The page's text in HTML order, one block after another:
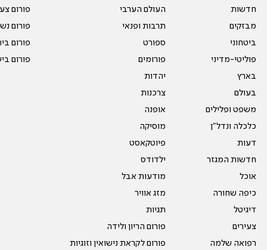
חדשות
מבזקים
ביטחוני
פוליטי-מדיני
בארץ
בעולם
משפט ופלילים
כלכלה ונדל"ן
דעות
חדשות המגזר
אוכל
כיפה שחורה
דיגיטל
צעירים
רפואה שלמה
העולם הערבי
תרבות ופנאי
ספורט
פורומים
יהדות
צרכנות
אופנה
מוסיקה
פיוטקאסט
ילדודס
מודעות אבל
מזג אוויר
תגיות
פורום הריון ולידה
פורום לקראת נישואין וזוגיות
פורום
פורום
פורום
פורום